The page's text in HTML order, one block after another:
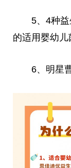
5、4种
的适用婴幼儿
6、明星